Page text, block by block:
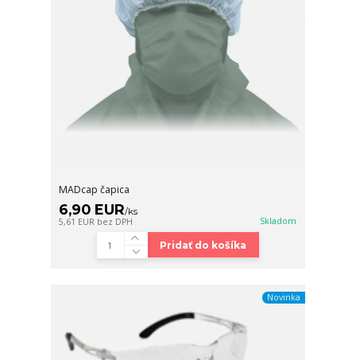
MADcap čapica
6,90 EUR/ks
5,61 EUR bez DPH Skladom
Pridať do košíka
Novinka